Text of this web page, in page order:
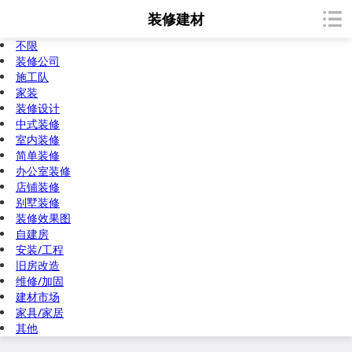
装修建材
不限
装修公司
施工队
家装
装修设计
中式装修
室内装修
简单装修
办公室装修
店铺装修
别墅装修
装修效果图
自建房
安装/工程
旧房改造
维修/加固
建材市场
家具/家居
其他